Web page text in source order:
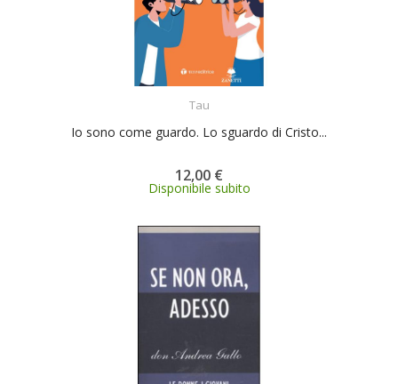
Tau
Io sono come guardo. Lo sguardo di Cristo...
12,00 €
Disponibile subito